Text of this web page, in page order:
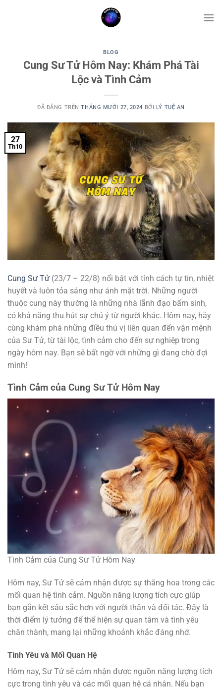
BLOG
Cung Sư Tử Hôm Nay: Khám Phá Tài
Lộc và Tình Cảm
ĐÃ ĐĂNG TRÊNTHÁNG MƯỜI 27, 2024 BỞI LÝ TUỆ AN
27
Th10
Cung Sư Tử (23/7 – 22/8) nổi bật với tính cách tự tin, nhiệt
huyết và luôn tỏa sáng như ánh mặt trời. Những người
thuộc cung này thường là những nhà lãnh đạo bẩm sinh,
có khả năng thu hút sự chú ý từ người khác. Hôm nay, hãy
cùng khám phá những điều thú vị liên quan đến vận mệnh
của Sư Tử, từ tài lộc, tình cảm cho đến sự nghiệp trong
ngày hôm nay. Bạn sẽ bất ngờ với những gì đang chờ đợi
mình!
Tình Cảm của Cung Sư Tử Hôm Nay
Tình Cảm của Cung Sư Tử Hôm Nay
Hôm nay, Sư Tử sẽ cảm nhận được sự thăng hoa trong các
mối quan hệ tình cảm. Nguồn năng lượng tích cực giúp
bạn gắn kết sâu sắc hơn với người thân và đối tác. Đây là
thời điểm lý tưởng để thể hiện sự quan tâm và tình yêu
chân thành, mang lại những khoảnh khắc đáng nhớ.
Tình Yêu và Mối Quan Hệ
Hôm nay, Sư Tử sẽ cảm nhận được nguồn năng lượng tích
cực trong tình yêu và các mối quan hệ cá nhân. Nếu bạn